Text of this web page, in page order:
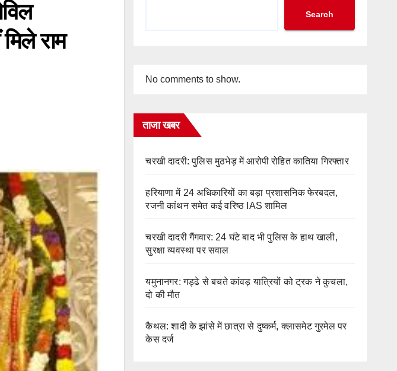
राम
Search
No comments to show.
ताजा खबर
चरखी दादरी: पुलिस मुठभेड़ में आरोपी रोहित कातिया गिरफ्तार
हरियाणा में 24 अधिकारियों का बड़ा प्रशासनिक फेरबदल,
रजनी कांथन समेत कई वरिष्ठ IAS शामिल
चरखी दादरी गैंगवार: 24 घंटे बाद भी पुलिस के हाथ खाली,
सुरक्षा व्यवस्था पर सवाल
यमुनानगर: गड्ढे से बचते कांवड़ यात्रियों को ट्रक ने कुचला,
दो की मौत
कैथल: शादी के झांसे में छात्रा से दुष्कर्म, क्लासमेट गुरमेल पर
केस दर्ज